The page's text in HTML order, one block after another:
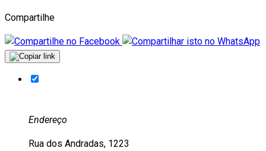
Compartilhe
Endereço
Rua dos Andradas, 1223